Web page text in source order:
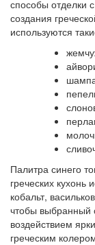
способы отделки
создания
используются
Палитра синего
греческих кухонь
кобальт,
чтобы выбранный
воздействием
греческим